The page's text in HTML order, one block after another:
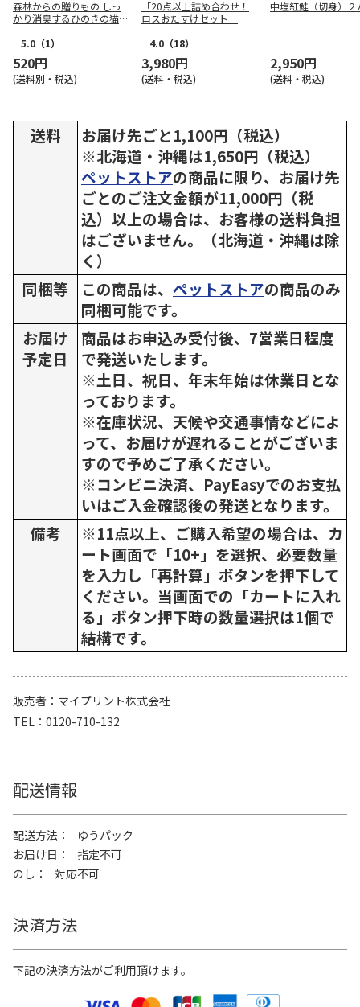
森林からの贈りもの しっ
かり消臭するひのきの猫砂
5.0 （1）
520円
(送料別・税込)
「20点以上詰め合わせ！
ロスおたすけセット」
4.0 （18）
3,980円
(送料・税込)
中塩紅鮭（切身）２
2,950円
(送料・税込)
送料
お届け先ごと1,100円（税込）
※北海道・沖縄は1,650円（税込）
ペットストアの商品に限り、お届け先
ごとのご注文金額が11,000円（税
込）以上の場合は、お客様の送料負担
はございません。（北海道・沖縄は除
く）
同梱等
この商品は、 ペットストアの商品のみ
同梱可能です。
お届け
予定日
商品はお申込み受付後、7営業日程度
で発送いたします。
※土日、祝日、年末年始は休業日とな
っております。
※在庫状況、天候や交通事情などによ
って、お届けが遅れることがございま
すので予めご了承ください。
※コンビニ決済、PayEasyでのお支払
いはご入金確認後の発送となります。
備考
※11点以上、ご購入希望の場合は、カ
ート画面で「10+」を選択、必要数量
を入力し「再計算」ボタンを押下して
ください。当画面での「カートに入れ
る」ボタン押下時の数量選択は1個で
結構です。
販売者
マイプリント株式会社
TEL
0120-710-132
配送情報
配送方法
ゆうパック
お届け日
指定不可
のし
対応不可
決済方法
下記の決済方法がご利用頂けます。